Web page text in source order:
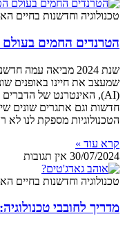
טכנולוגיה וחדשנות בחיים
הטרנדים החמים בעולם
שמעצב את חיינו באופנים
חדשות וגם אתגרים שונים
הטכנולוגיות מספקת לנו לא
קרא עוד »
30/07/2024 אין תגובות
טכנולוגיה וחדשנות בחיים
מדריך לחובבי